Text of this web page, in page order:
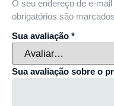
O seu endereço de e-
obrigatórios são
Sua avaliação *
Sua avaliação sobre o